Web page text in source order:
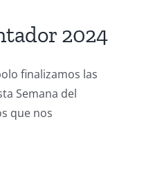
2024
finalizamos las
Semana del
que nos